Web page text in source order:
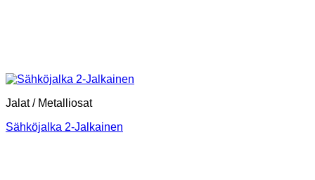
Jalat / Metalliosat
Sähköjalka 2-Jalkainen